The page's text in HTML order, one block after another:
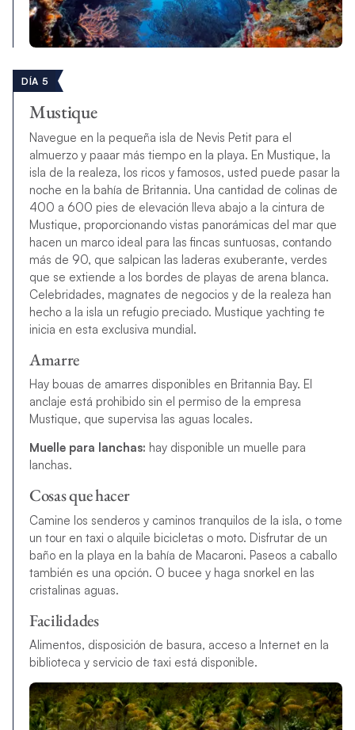
DÍA 5
Mustique
Navegue en la pequeña isla de Nevis Petit para el
almuerzo y paaar más tiempo en la playa. En Mustique, la
isla de la realeza, los ricos y famosos, usted puede pasar la
noche en la bahía de Britannia. Una cantidad de colinas de
400 a 600 pies de elevación lleva abajo a la cintura de
Mustique, proporcionando vistas panorámicas del mar que
hacen un marco ideal para las fincas suntuosas, contando
más de 90, que salpican las laderas exuberante, verdes
que se extiende a los bordes de playas de arena blanca.
Celebridades, magnates de negocios y de la realeza han
hecho a la isla un refugio preciado. Mustique yachting te
inicia en esta exclusiva mundial.
Amarre
Hay bouas de amarres disponibles en Britannia Bay. El
anclaje está prohibido sin el permiso de la empresa
Mustique, que supervisa las aguas locales.
Muelle para lanchas: hay disponible un muelle para
lanchas.
Cosas que hacer
Camine los senderos y caminos tranquilos de la isla, o tome
un tour en taxi o alquile bicicletas o moto. Disfrutar de un
baño en la playa en la bahía de Macaroni. Paseos a caballo
también es una opción. O bucee y haga snorkel en las
cristalinas aguas.
Facilidades
Alimentos, disposición de basura, acceso a Internet en la
biblioteca y servicio de taxi está disponible.